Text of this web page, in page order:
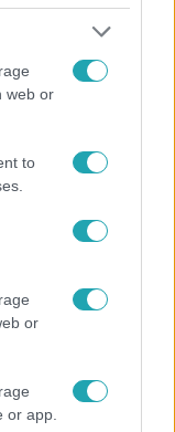
web or
to
or
or app.
be: